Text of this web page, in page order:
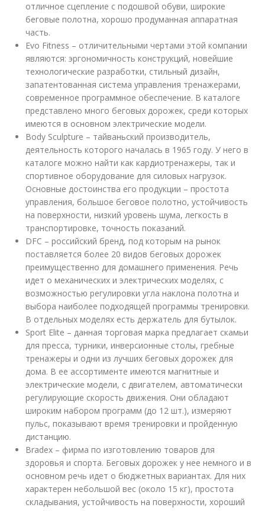
отличное сцепление с подошвой обуви, широкие
беговые полотна, хорошо продуманная аппаратная
часть.
Evo Fitness – отличительными чертами этой компании
являются: эргономичность конструкций, новейшие
технологические разработки, стильный дизайн,
запатентованная система управления тренажерами,
современное программное обеспечение. В каталоге
представлено много беговых дорожек, среди которых
имеются в основном электрические модели.
Body Sculpture – тайваньский производитель,
деятельность которого началась в 1965 году. У него в
каталоге можно найти как кардиотренажеры, так и
спортивное оборудование для силовых нагрузок.
Основные достоинства его продукции – простота
управления, большое беговое полотно, устойчивость
на поверхности, низкий уровень шума, легкость в
транспортировке, точность показаний.
DFC – российский бренд, под которым на рынок
поставляется более 20 видов беговых дорожек
преимущественно для домашнего применения. Речь
идет о механических и электрических моделях, с
возможностью регулировки угла наклона полотна и
выбора наиболее подходящей программы тренировки.
В отдельных моделях есть держатель для бутылок.
Sport Elite – данная торговая марка предлагает скамьи
для пресса, турники, инверсионные столы, гребные
тренажеры и одни из лучших беговых дорожек для
дома. В ее ассортименте имеются магнитные и
электрические модели, с двигателем, автоматически
регулирующие скорость движения. Они обладают
широким набором программ (до 12 шт.), измеряют
пульс, показывают время тренировки и пройденную
дистанцию.
Bradex – фирма по изготовлению товаров для
здоровья и спорта. Беговых дорожек у нее немного и в
основном речь идет о бюджетных вариантах. Для них
характерен небольшой вес (около 15 кг), простота
складывания, устойчивость на поверхности, хороший